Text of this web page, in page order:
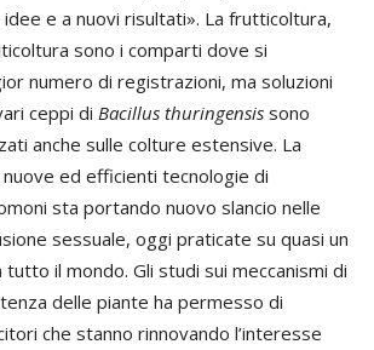
e a nuovi risultati». La frutticoltura,
sono i comparti dove si
numero di registrazioni, ma soluzioni
ceppi di Bacillus thuringensis sono
anche sulle colture estensive. La
ed efficienti tecnologie di
sta portando nuovo slancio nelle
sessuale, oggi praticate su quasi un
il mondo. Gli studi sui meccanismi di
delle piante ha permesso di
che stanno rinnovando l’interesse